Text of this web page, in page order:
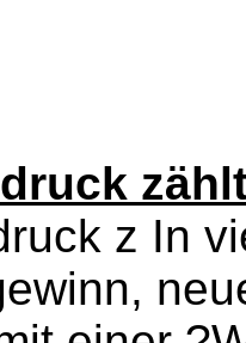
z In